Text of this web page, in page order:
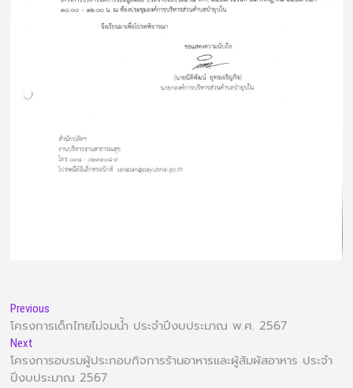
Previous
โครงการเด็กไทยไม่จมน้ำ ประจำปีงบประมาณ พ.ศ. 2567
Next
โครงการอบรมผู้ประกอบกิจการร้านอาหารและผู้สัมผัสอาหาร ประจำ
ปีงบประมาณ 2567